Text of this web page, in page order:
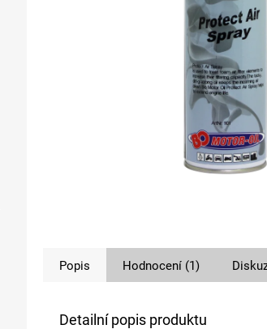
Popis Hodnocení (1)
Detailní popis produktu